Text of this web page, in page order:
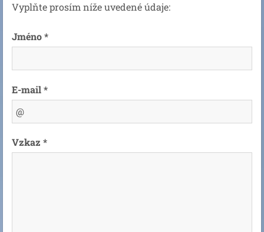
Vyplňte prosím níže uvedené údaje:
Jméno *
E-mail *
Vzkaz *